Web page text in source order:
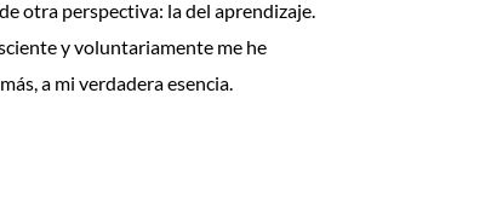
otra perspectiva: la del aprendizaje.
y voluntariamente me he
a mi verdadera esencia.